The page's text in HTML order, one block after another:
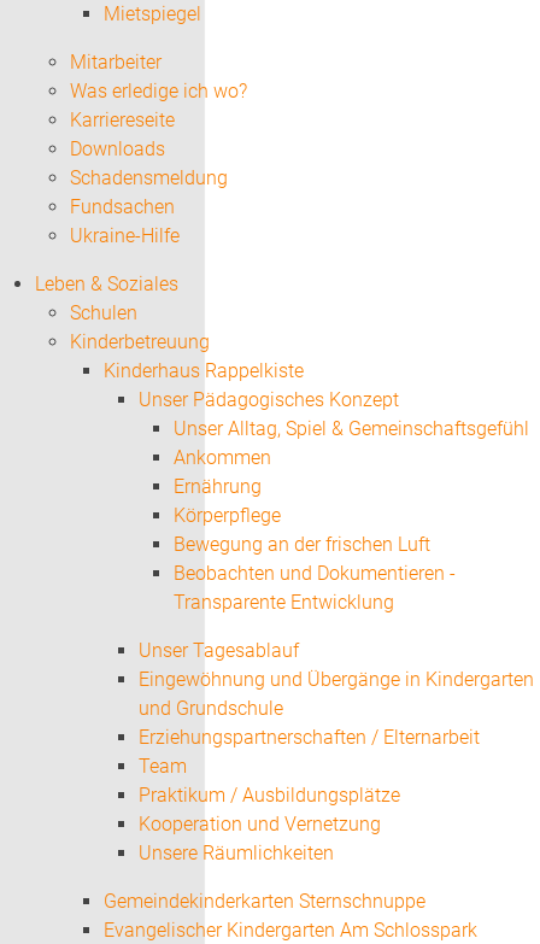
Mietspiegel
Mitarbeiter
Was erledige ich wo?
Karriereseite
Downloads
Schadensmeldung
Fundsachen
Ukraine-Hilfe
Leben & Soziales
Schulen
Kinderbetreuung
Kinderhaus Rappelkiste
Unser Pädagogisches Konzept
Unser Alltag, Spiel & Gemeinschaftsgefühl
Ankommen
Ernährung
Körperpflege
Bewegung an der frischen Luft
Beobachten und Dokumentieren -
Transparente Entwicklung
Unser Tagesablauf
Eingewöhnung und Übergänge in Kindergarten
und Grundschule
Erziehungspartnerschaften / Elternarbeit
Team
Praktikum / Ausbildungsplätze
Kooperation und Vernetzung
Unsere Räumlichkeiten
Gemeindekinderkarten Sternschnuppe
Evangelischer Kindergarten Am Schlosspark